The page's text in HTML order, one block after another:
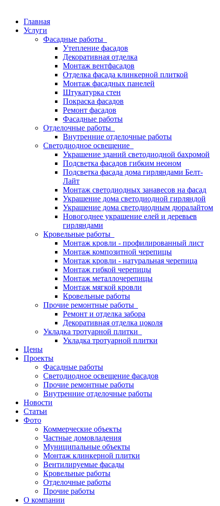
Главная
Услуги
Фасадные работы
Утепление фасадов
Декоративная отделка
Монтаж вентфасадов
Отделка фасада клинкерной плиткой
Монтаж фасадных панелей
Штукатурка стен
Покраска фасадов
Ремонт фасадов
Фасадные работы
Отделочные работы
Внутренние отделочные работы
Светодиодное освещение
Украшение зданий светодиодной бахромой
Подсветка фасадов гибким неоном
Подсветка фасада дома гирляндами Белт-
Лайт
Монтаж светодиодных занавесов на фасад
Украшение дома светодиодной гирляндой
Украшение дома светодиодным дюралайтом
Новогоднее украшение елей и деревьев
гирляндами
Кровельные работы
Монтаж кровли - профилированный лист
Монтаж композитной черепицы
Монтаж кровли - натуральная черепица
Монтаж гибкой черепицы
Монтаж металлочерепицы
Монтаж мягкой кровли
Кровельные работы
Прочие ремонтные работы
Ремонт и отделка забора
Декоративная отделка цоколя
Укладка тротуарной плитки
Укладка тротуарной плитки
Цены
Проекты
Фасадные работы
Светодиодное освещение фасадов
Прочие ремонтные работы
Внутренние отделочные работы
Новости
Статьи
Фото
Коммерческие объекты
Частные домовладения
Муниципальные объекты
Монтаж клинкерной плитки
Вентилируемые фасады
Кровельные работы
Отделочные работы
Прочие работы
О компании